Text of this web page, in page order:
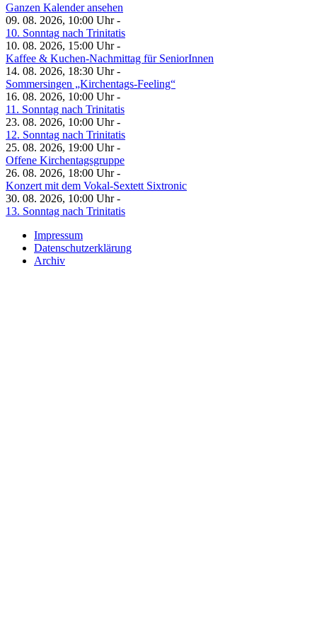
Ganzen Kalender ansehen
09. 08. 2026, 10:00 Uhr -
10. Sonntag nach Trinitatis
10. 08. 2026, 15:00 Uhr -
Kaffee & Kuchen-Nachmittag für SeniorInnen
14. 08. 2026, 18:30 Uhr -
Sommersingen „Kirchentags-Feeling“
16. 08. 2026, 10:00 Uhr -
11. Sonntag nach Trinitatis
23. 08. 2026, 10:00 Uhr -
12. Sonntag nach Trinitatis
25. 08. 2026, 19:00 Uhr -
Offene Kirchentagsgruppe
26. 08. 2026, 18:00 Uhr -
Konzert mit dem Vokal-Sextett Sixtronic
30. 08. 2026, 10:00 Uhr -
13. Sonntag nach Trinitatis
Impressum
Datenschutzerklärung
Archiv